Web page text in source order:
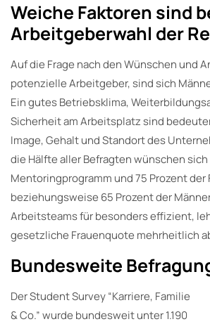
Weiche Faktoren sind
Arbeitgeberwahl der
Auf die Frage nach den Wünschen und
potenzielle Arbeitgeber, sind sich
Ein gutes Betriebsklima,
Sicherheit am Arbeitsplatz sind
Image, Gehalt und Standort des
die Hälfte aller Befragten wünschen
Mentoringprogramm und 75 Prozent der
beziehungsweise 65 Prozent der
Arbeitsteams für besonders effizient,
gesetzliche Frauenquote mehrheitlich
Bundesweite
Der Student Survey “Karriere, Familie
& Co.” wurde bundesweit unter 1.190